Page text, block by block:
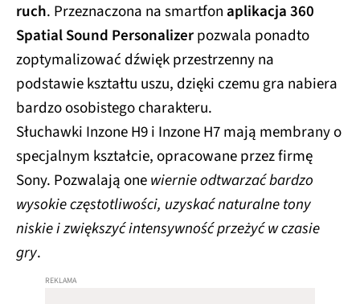
ruch. Przeznaczona na smartfonaplikacja 360
Spatial Sound Personalizerpozwala ponadto
zoptymalizować dźwięk przestrzenny na
podstawie kształtu uszu, dzięki czemu gra nabiera
bardzo osobistego charakteru.
Słuchawki Inzone H9 i Inzone H7 mają membrany o
specjalnym kształcie, opracowane przez firmę
Sony. Pozwalają onewiernie odtwarzać bardzo
wysokie częstotliwości, uzyskać naturalne tony
niskie i zwiększyć intensywność przeżyć w czasie
gry.